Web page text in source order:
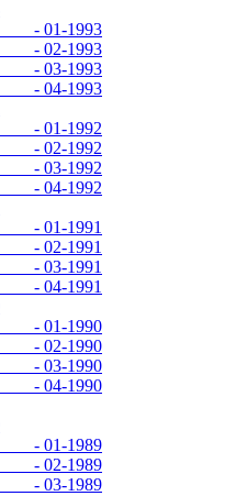
1993
1993
1993
1993
1992
1992
1992
1992
1991
1991
1991
1991
1990
1990
1990
1990
1989
1989
1989